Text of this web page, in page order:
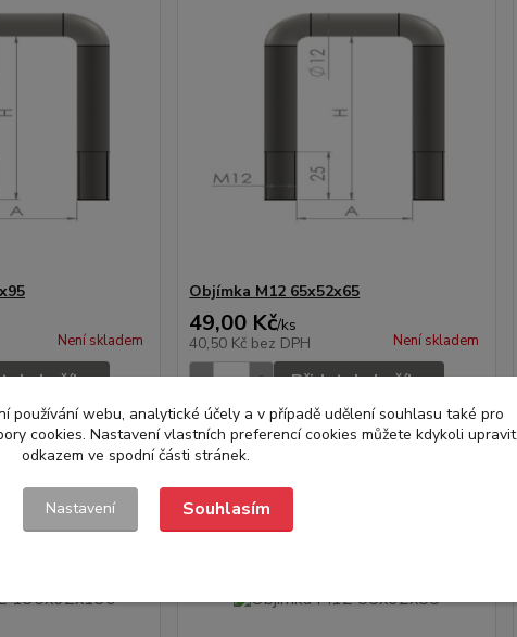
Není skladem
do košíku
Objímka M12 65x52x65
49,00 Kč/ks
40,50 Kč bez DPH Není skladem
Přidat do košíku
používání webu, analytické účely a v případě udělení souhlasu také pro
cookies. Nastavení vlastních preferencí cookies můžete kdykoli upravit
odkazem ve spodní části stránek.
Nastavení Souhlasím